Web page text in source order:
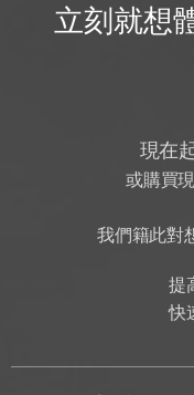
立刻就想
現在
或購買
我們籍此對
提
快